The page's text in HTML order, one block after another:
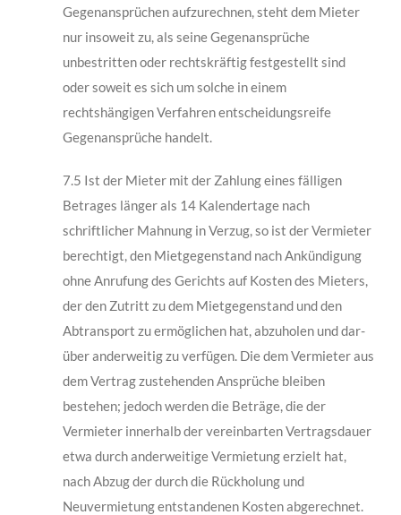
Gegenansprüchen aufzurechnen, steht dem Mieter
nur insoweit zu, als seine Gegenansprüche
unbestritten oder rechtskräftig festgestellt sind
oder soweit es sich um solche in einem
rechtshängigen Verfahren ent­scheidungsreife
Gegenansprüche handelt.
7.5 Ist der Mieter mit der Zahlung eines fälligen
Betrages länger als 14 Kalendertage nach
schriftlicher Mahnung in Verzug, so ist der Vermieter
berechtigt, den Mietgegenstand nach Ankündigung
ohne Anrufung des Gerichts auf Kosten des Mieters,
der den Zutritt zu dem Mietgegenstand und den
Abtransport zu ermöglichen hat, abzuholen und dar­
über anderweitig zu verfügen. Die dem Vermieter aus
dem Vertrag zustehenden An­sprüche bleiben
bestehen; jedoch werden die Beträge, die der
Vermieter innerhalb der vereinbarten Vertragsdauer
etwa durch anderweitige Vermietung erzielt hat,
nach Ab­zug der durch die Rückholung und
Neuvermietung entstandenen Kosten abgerechnet.